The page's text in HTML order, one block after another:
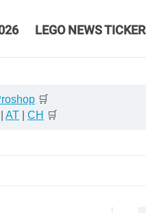
LEGO NEWS TICKER
🛒
AT CH 🛒